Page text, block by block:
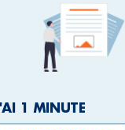
1 MINUTE